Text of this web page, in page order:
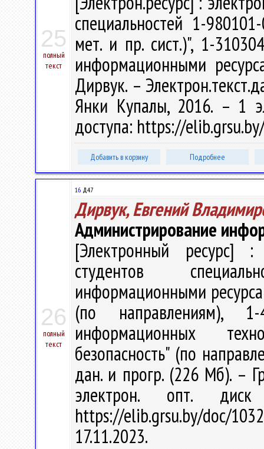
25
полный
текст
специальностей 1-
мет. и пр. сист.)", 1-
информационными
Дирвук. –
Янки Купалы, 2016. – 1
доступа: https://
Добавить в корзину Подробнее
26
полный
текст
16 Д47
Дирвук, Евгений
Администрирование
[Электронный ресурс] :
студентов
информационными
(по направлениям), 1-
информационных
безопасность" (по
дан. и прогр. (226 Мб). –
электрон. опт.
https://elib.grsu.by/doc/
17.11.2023.